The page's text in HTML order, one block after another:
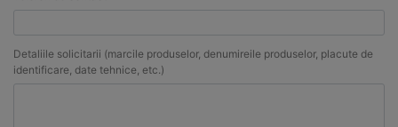
Detaliile solicitarii (marcile produselor, denumireile produselor, placute de
identificare, date tehnice, etc.)